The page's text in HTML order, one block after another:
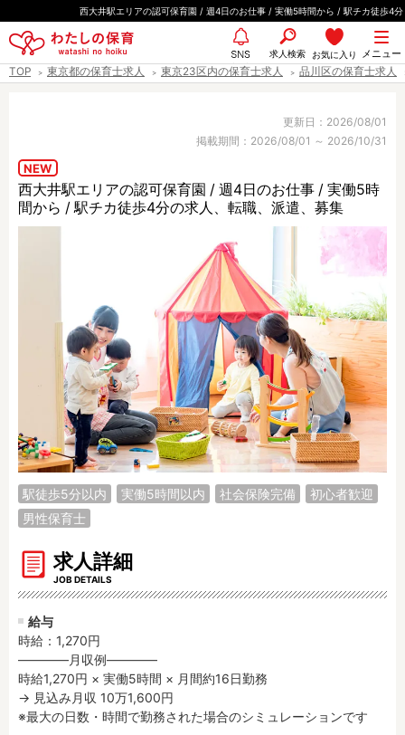
ー
の
西大井駅エリアの認可保育園 / 週4日のお仕事 / 実働5時間から / 駅チカ徒歩4分
メニュー
お気に入り
求人検索
SNS
TOP 東京都の保育士求人 東京23区内の保育士求人 品川区の保育士求人
更新日：2026/08/01
掲載期間：2026/08/01 ～ 2026/10/31
NEW
西大井駅エリアの認可保育園 / 週4日のお仕事 / 実働5時
間から / 駅チカ徒歩4分の求人、転職、派遣、募集
駅徒歩5分以内 実働5時間以内 社会保険完備
初心者歓迎
男性保育士
求人詳細
JOB DETAILS
給与
時給：1,270円
――――月収例――――
時給1,270円 × 実働5時間 × 月間約16日勤務
→ 見込み月収 10万1,600円
※最大の日数・時間で勤務された場合のシミュレーションです
都道府県
雇用形態
保育教諭
保育補助
幼稚園教諭
放課後児童支援員
学童スタッフ
栄養士
調理師
調理補助
看護師
保育事務
その他
施設形態
公立保育園
認定こども園
小規模認可保育園
病院内保育所
事業所内保育所
学童保育施設
子育て支援センター
放課後等デイサービ
ス
テンダーの運営施設
その他施設